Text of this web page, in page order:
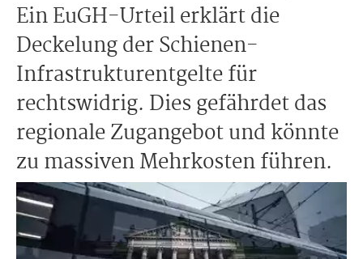
Ein EuGH-Urteil erklärt die
Deckelung der Schienen-
Infrastrukturentgelte für
rechtswidrig. Dies gefährdet das
regionale Zugangebot und könnte
zu massiven Mehrkosten führen.